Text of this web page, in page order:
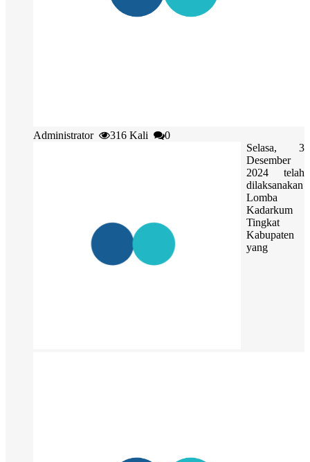
Administrator 316 Kali
0
Selasa, 3
Desember
2024 telah
dilaksanakan
Lomba
Kadarkum
Tingkat
Kabupaten
yang